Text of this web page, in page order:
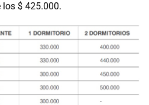
los $ 425.000.